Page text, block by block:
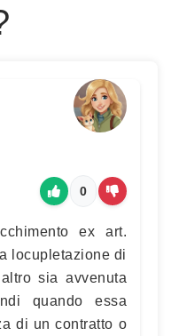
0
ex art.
locupletazione di
sia avvenuta
quando essa
di un contratto o